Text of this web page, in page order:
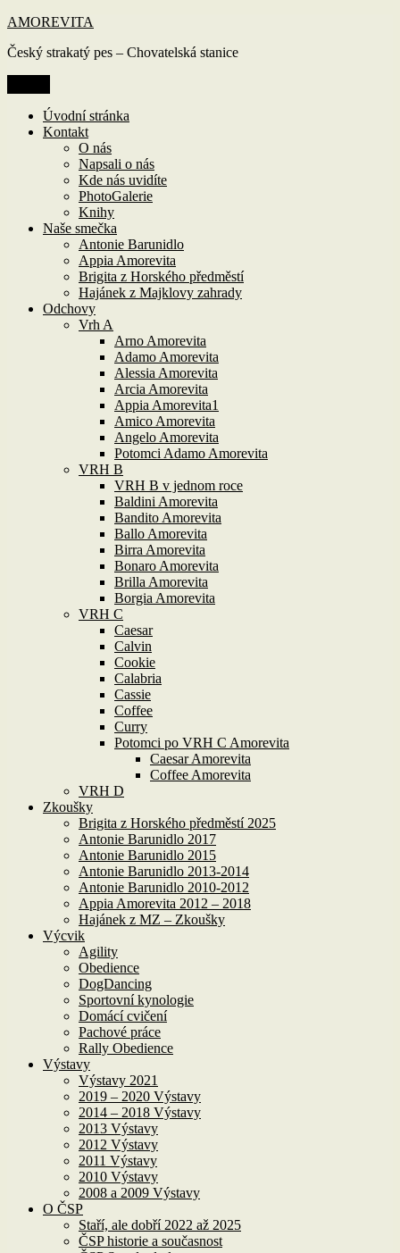
Přejít
obsahu
AMOREVITA
Český strakatý pes – Chovatelská stanice
Úvodní stránka
Kontakt
O nás
Napsali o nás
Kde nás uvidíte
PhotoGalerie
Knihy
Naše smečka
Antonie Barunidlo
Appia Amorevita
Brigita z Horského předměstí
Hajánek z Majklovy zahrady
Odchovy
Vrh A
Arno Amorevita
Adamo Amorevita
Alessia Amorevita
Arcia Amorevita
Appia Amorevita1
Amico Amorevita
Angelo Amorevita
Potomci Adamo Amorevita
VRH B
VRH B v jednom roce
Baldini Amorevita
Bandito Amorevita
Ballo Amorevita
Birra Amorevita
Bonaro Amorevita
Brilla Amorevita
Borgia Amorevita
VRH C
Caesar
Calvin
Cookie
Calabria
Cassie
Coffee
Curry
Potomci po VRH C Amorevita
Caesar Amorevita
Coffee Amorevita
VRH D
Zkoušky
Brigita z Horského předměstí 2025
Antonie Barunidlo 2017
Antonie Barunidlo 2015
Antonie Barunidlo 2013-2014
Antonie Barunidlo 2010-2012
Appia Amorevita 2012 – 2018
Hajánek z MZ – Zkoušky
Výcvik
Agility
Obedience
DogDancing
Sportovní kynologie
Domácí cvičení
Pachové práce
Rally Obedience
Výstavy
Výstavy 2021
2019 – 2020 Výstavy
2014 – 2018 Výstavy
2013 Výstavy
2012 Výstavy
2011 Výstavy
2010 Výstavy
2008 a 2009 Výstavy
O ČSP
Staří, ale dobří 2022 až 2025
ČSP historie a současnost